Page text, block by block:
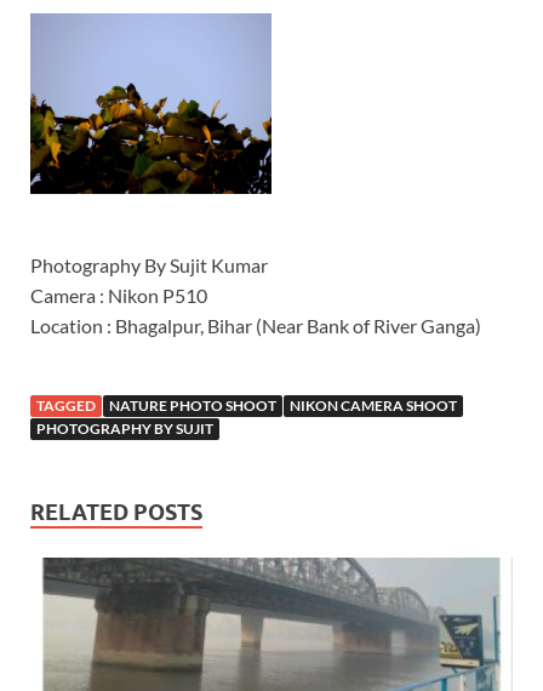
Photography By Sujit Kumar
Camera : Nikon P510
Location : Bhagalpur, Bihar (Near Bank of River Ganga)
TAGGED NATURE PHOTO SHOOT
NIKON CAMERA SHOOT
PHOTOGRAPHY BY SUJIT
RELATED POSTS